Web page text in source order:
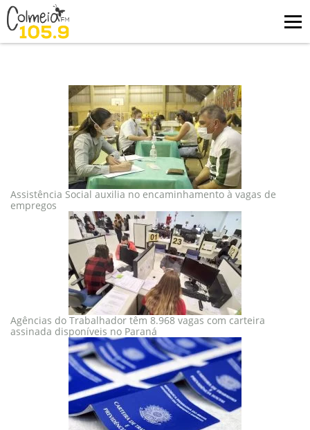
Blog
Assistência Social auxilia no encaminhamento à vagas de
empregos
Agências do Trabalhador têm 8.968 vagas com carteira
assinada disponíveis no Paraná